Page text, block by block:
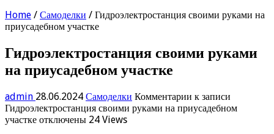
Home / Самоделки / Гидроэлектростанция своими руками на
приусадебном участке
Гидроэлектростанция своими руками
на приусадебном участке
admin 28.06.2024 Самоделки Комментарии к записи
Гидроэлектростанция своими руками на приусадебном
участке отключены 24 Views